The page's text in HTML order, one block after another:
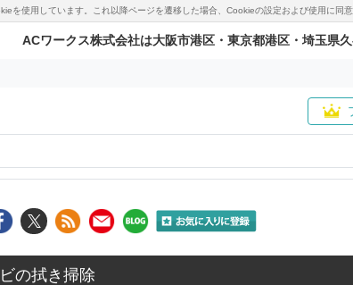
を使用しています。これ以降ページを遷移した場合、Cookieの設定および使用に同
ACワークス株式会社は大阪市港区・東京都港区・埼玉県
の拭き掃除